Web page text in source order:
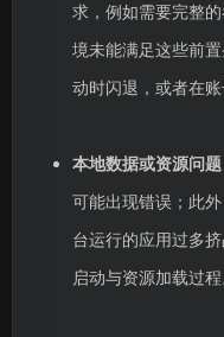
求，例如需要完整
境未能满足这些前
动时闪退，或者在账
本地数据或资源问题
可能出现错误；此
台运行的应用过多
启动与资源加载过程